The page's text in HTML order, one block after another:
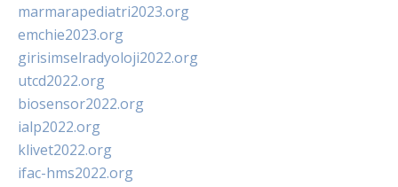
marmarapediatri2023.org
emchie2023.org
girisimselradyoloji2022.org
utcd2022.org
biosensor2022.org
ialp2022.org
klivet2022.org
ifac-hms2022.org